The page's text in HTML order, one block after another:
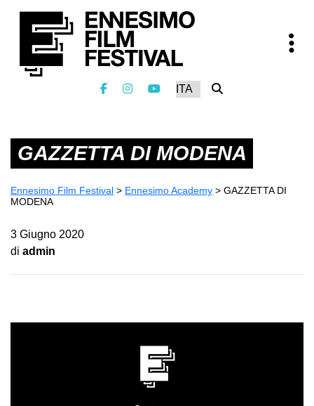
GAZZETTA DI MODENA
Ennesimo Film Festival > Ennesimo Academy > GAZZETTA DI
MODENA
3 Giugno 2020
di admin